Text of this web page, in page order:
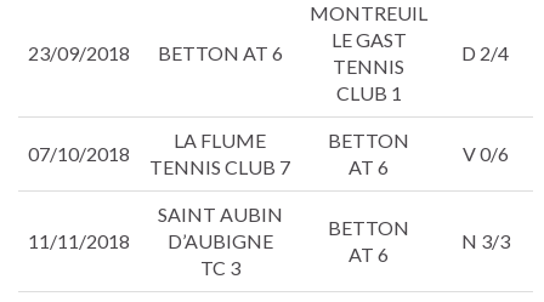
23/09/2018 BETTON AT 6
MONTREUIL
LE GAST
TENNIS
CLUB 1
D 2/4
07/10/2018
LA FLUME
TENNIS CLUB 7
BETTON
AT 6
V 0/6
11/11/2018
SAINT AUBIN
D’AUBIGNE
TC 3
BETTON
AT 6
N 3/3